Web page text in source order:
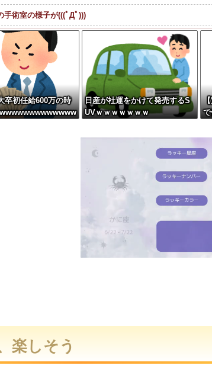
手術室の様子が(((ﾟДﾟ)))
トラックと衝突したドラレコが（ノ∇`）
年の1年のみ、2027年に向けてウィリアムズと交渉開始との
。 ネコが自分から布団にもぐり込んでくる様できません
？屋台出店してる奴らは誰の許可を得て商売してるの？
着になるのイヤです！」先生「分かった」→結果まさかの
務省にタレコミしてみろ！意外と仕事するぞ？
テなかったです」←これほんまかぁ？w w w w w w w w
卒初任給600万の時
日産が社運をかけて発売するS
UVｗｗｗｗｗｗｗ
ま
w
楽しそう